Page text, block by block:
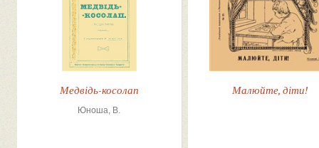
Медвідь-косолап
Юноша, В.
Малюйте, діти!